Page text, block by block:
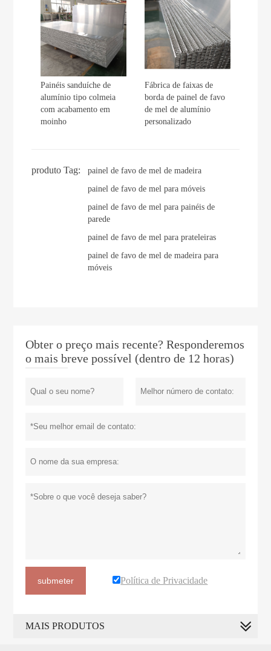
Painéis sanduíche de
alumínio tipo colmeia
com acabamento em
moinho
Fábrica de faixas de
borda de painel de favo
de mel de alumínio
personalizado
produto Tag:
painel de favo de mel de madeira
painel de favo de mel para móveis
painel de favo de mel para painéis de
parede
painel de favo de mel para prateleiras
painel de favo de mel de madeira para
móveis
Obter o preço mais recente? Responderemos
o mais breve possível (dentro de 12 horas)
submeter Política de Privacidade
MAIS PRODUTOS